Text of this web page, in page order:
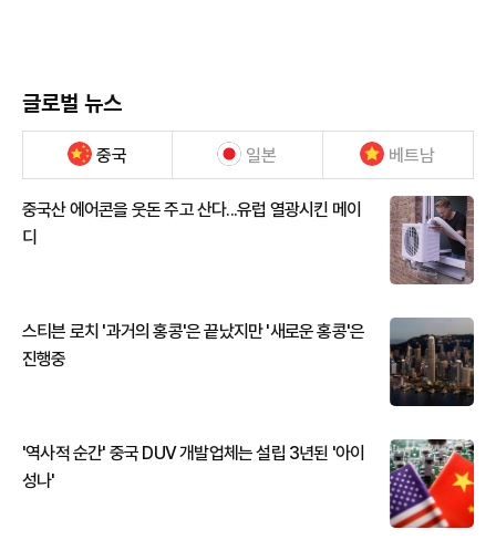
글로벌 뉴스
중국 일본 베트남
중국산 에어콘을 웃돈 주고 산다...유럽 열광시킨 메이
디
스티븐 로치 '과거의 홍콩'은 끝났지만 '새로운 홍콩'은
진행중
'역사적 순간' 중국 DUV 개발업체는 설립 3년된 '아이
성나'